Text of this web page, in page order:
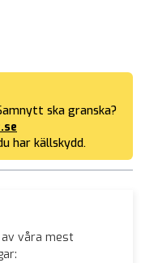
ska granska?
har källskydd.
våra mest